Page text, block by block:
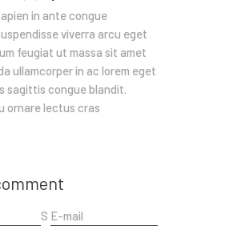
in ante congue
viverra arcu eget
feugiat ut massa sit amet
ullamcorper in ac lorem eget
sagittis congue blandit.
ornare lectus cras
E-mail
S